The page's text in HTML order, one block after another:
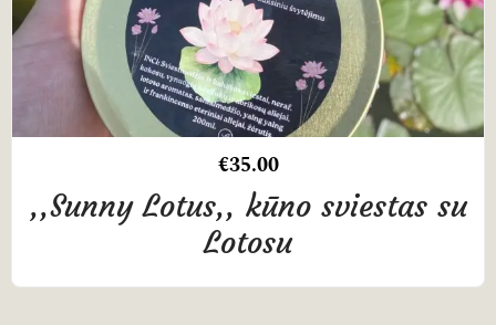
€35.00
,,Sunny Lotus,, kūno sviestas su
Lotosu